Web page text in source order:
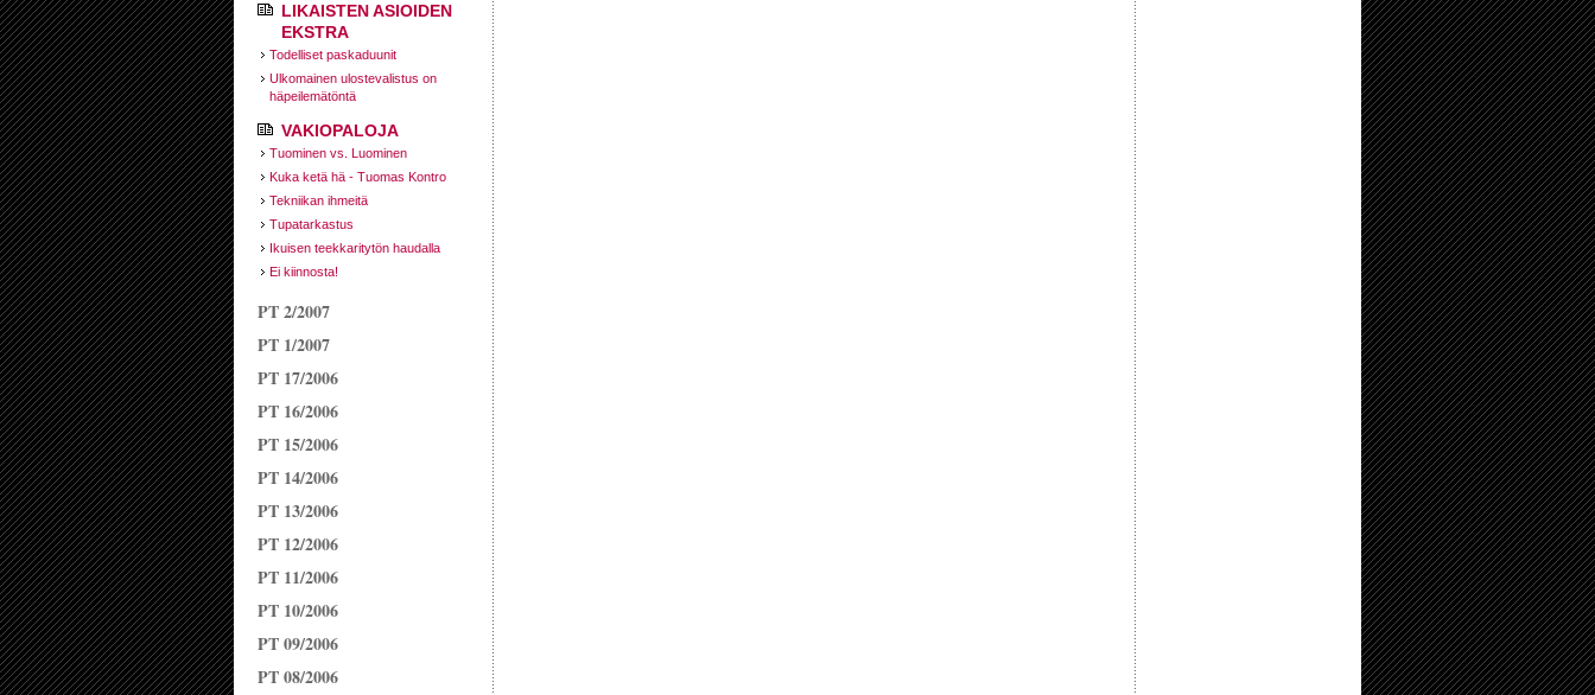
LIKAISTEN ASIOIDEN
EKSTRA
Todelliset paskaduunit
Ulkomainen ulostevalistus on
häpeilemätöntä
VAKIOPALOJA
Tuominen vs. Luominen
Kuka ketä hä - Tuomas Kontro
Tekniikan ihmeitä
Tupatarkastus
Ikuisen teekkaritytön haudalla
Ei kiinnosta!
PT 2/2007
PT 1/2007
PT 17/2006
PT 16/2006
PT 15/2006
PT 14/2006
PT 13/2006
PT 12/2006
PT 11/2006
PT 10/2006
PT 09/2006
PT 08/2006